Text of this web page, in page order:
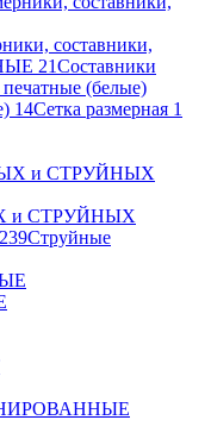
составники,
21Составники
(белые)
14Сетка размерная 1
и СТРУЙНЫХ
239Струйные